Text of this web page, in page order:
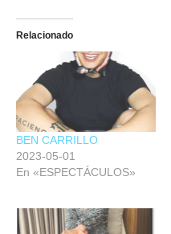
Relacionado
BEN CARRILLO
2023-05-01
En «ESPECTÁCULOS»